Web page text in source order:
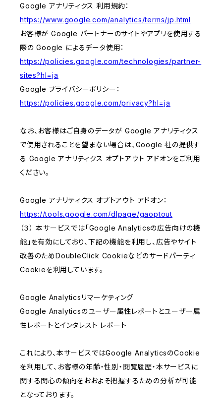
Google アナリティクス 利用規約：
https://www.google.com/analytics/terms/jp.html
お客様が Google パートナーのサイトやアプリを使用する
際の Google によるデータ使用：
https://policies.google.com/technologies/partner-
sites?hl=ja
Google プライバシーポリシー：
https://policies.google.com/privacy?hl=ja
なお、お客様はご自身のデータが Google アナリティクス
で使用されることを望まない場合は、Google 社の提供す
る Google アナリティクス オプトアウト アドオンをご利用
ください。
Google アナリティクス オプトアウト アドオン：
https://tools.google.com/dlpage/gaoptout
（３） 本サービスでは「Google Analyticsの広告向けの機
能」を有効にしており、下記の機能を利用し、広告やサイト
改善のためDoubleClick Cookieなどのサードパーティ
Cookieを利用しています。
Google Analyticsリマーケティング
Google Analyticsのユーザー属性レポートとユーザー属
性レポートとインタレスト レポート
これにより、本サービスではGoogle AnalyticsのCookie
を利用して、お客様の年齢・性別・閲覧履歴・本サービスに
関する関心の傾向をおおよそ把握するための分析が可能
となっております。